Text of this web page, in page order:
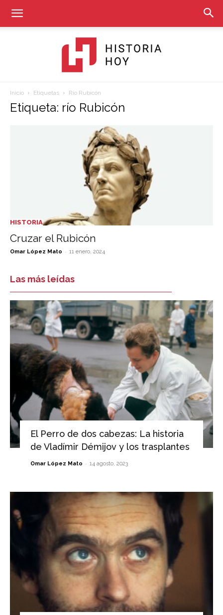
Hoy
Inicio Etiquetas Río Rubicón
Etiqueta: río Rubicón
HISTORIA
Cruzar el Rubicón
Omar López Mato - 11 enero, 2024
Las más leídas
El Perro de dos cabezas: La historia
de Vladímir Démijov y los trasplantes
Omar López Mato - 14 agosto, 2023